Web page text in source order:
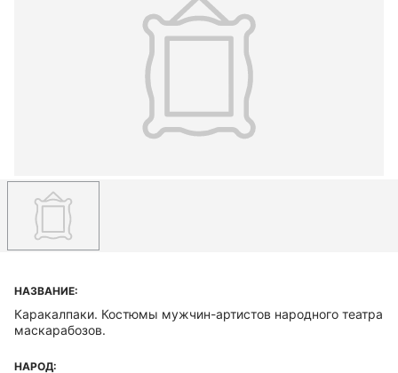
НАЗВАНИЕ:
Каракалпаки. Костюмы мужчин-артистов народного театра
маскарабозов.
НАРОД: